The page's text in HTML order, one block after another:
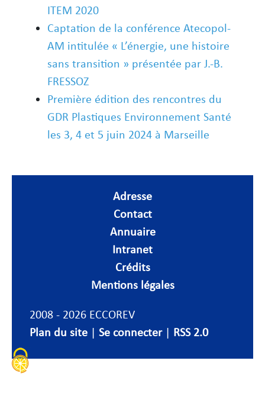
ITEM 2020
Captation de la conférence Atecopol-
AM intitulée « L’énergie, une histoire
sans transition » présentée par J.-B.
FRESSOZ
Première édition des rencontres du
GDR Plastiques Environnement Santé
les 3, 4 et 5 juin 2024 à Marseille
Adresse
Contact
Annuaire
Intranet
Crédits
Mentions légales
2008 - 2026 ECCOREV
Plan du site | Se connecter| RSS 2.0